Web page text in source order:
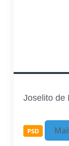
Joselito de
PSD